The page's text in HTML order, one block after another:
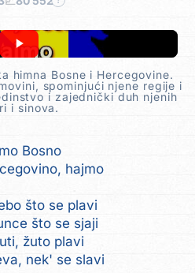
himna Bosne i Hercegovine.
spominjući njene regije i
i zajednički duh njenih
i sinova.
Bosno
hajmo
što se plavi
što se sjaji
žuto plavi
nek' se slavi